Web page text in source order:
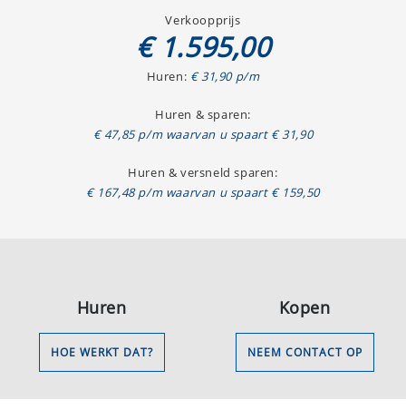
Verkoopprijs
€ 1.595,00
Huren: € 31,90 p/m
Huren & sparen:
€ 47,85 p/m waarvan u spaart € 31,90
Huren & versneld sparen:
€ 167,48 p/m waarvan u spaart € 159,50
Huren
HOE WERKT DAT?
Kopen
NEEM CONTACT OP